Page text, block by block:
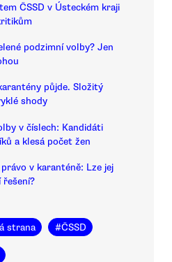
ČSSD v Ústeckém kraji
podzimní volby? Jen
půjde. Složitý
shody
v číslech: Kandidáti
a klesá počet žen
v karanténě: Lze jej
řešení?
strana #ČSSD